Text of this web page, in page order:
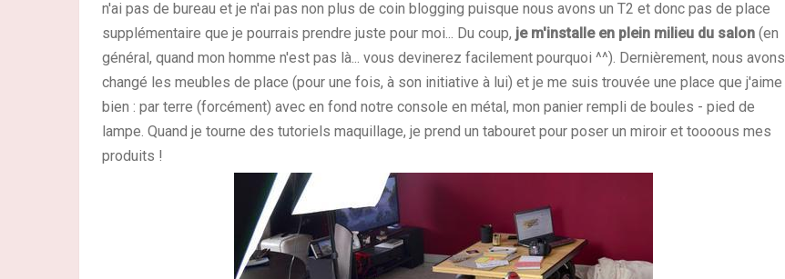
n'ai pas de bureau et je n'ai pas non plus de coin blogging puisque nous avons un T2 et donc pas de place
supplémentaire que je pourrais prendre juste pour moi... Du coup, je m'installe en plein milieu du salon (en
général, quand mon homme n'est pas là... vous devinerez facilement pourquoi ^^). Dernièrement, nous avons
changé les meubles de place (pour une fois, à son initiative à lui) et je me suis trouvée une place que j'aime
bien : par terre (forcément) avec en fond notre console en métal, mon panier rempli de boules - pied de
lampe. Quand je tourne des tutoriels maquillage, je prend un tabouret pour poser un miroir et toooous mes
produits !